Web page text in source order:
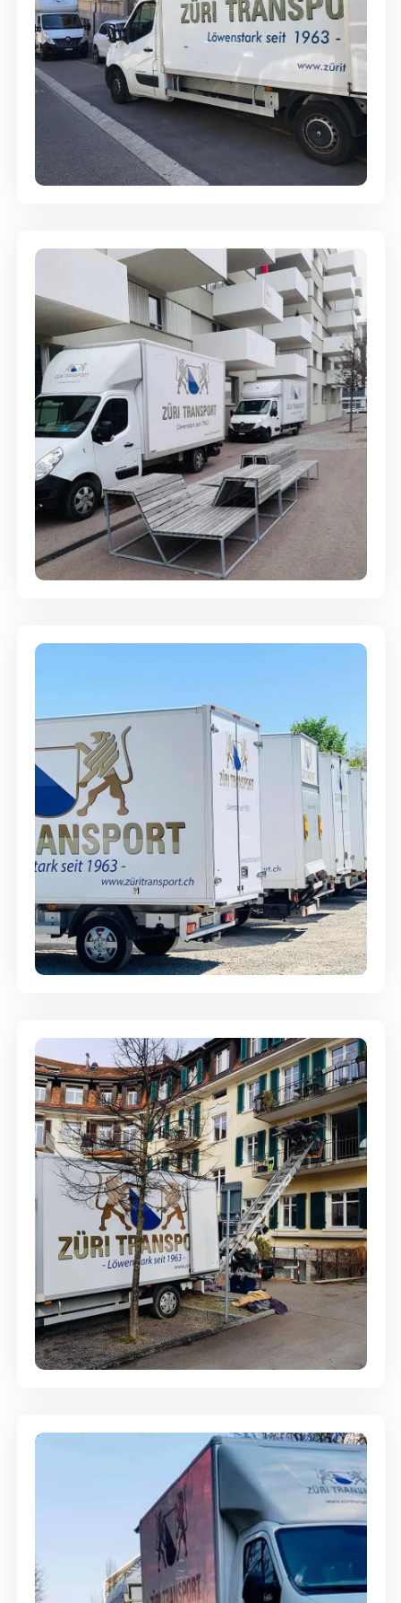
Full-Service - Für Privatumzüge
Umzugsreinigung - mit
Abgabegarantie
Möbellagerung - Alles sicher
aufbewahrt
Entsorgung & Räumung